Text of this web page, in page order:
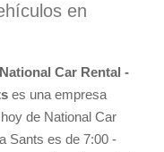
en
National Car Rental -
es una empresa
de National Car
Sants es de 7:00 -